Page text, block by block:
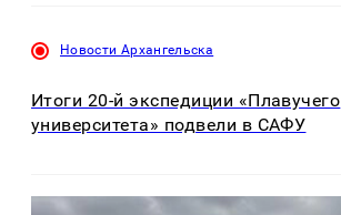
Новости Архангельска
Итоги 20-й экспедиции «Плавучего
университета» подвели в САФУ